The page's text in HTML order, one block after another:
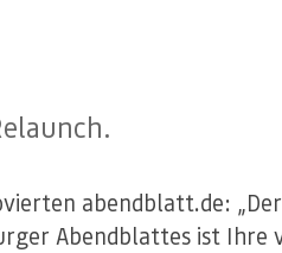
abendblatt.de: „Der
Abendblattes ist Ihre